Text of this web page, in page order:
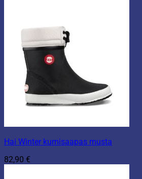
Hai Winter kumisaapas musta
82,90 €